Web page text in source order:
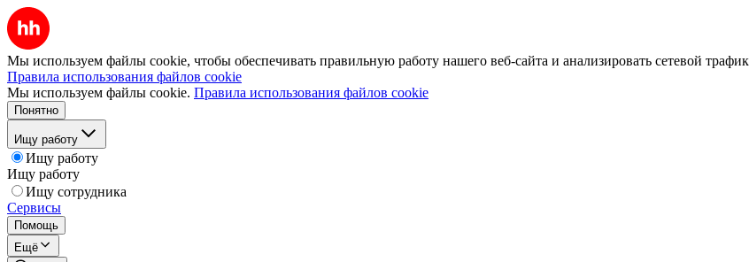
Мы используем файлы cookie, чтобы обеспечивать правильную работу нашего веб-сайта и анализировать сетевой
Правила использования файлов cookie
Мы используем файлы cookie. Правила использования файлов cookie
Понятно
Ищу работу
Ищу работу
Ищу работу
Ищу сотрудника
Сервисы
Помощь
Ещё